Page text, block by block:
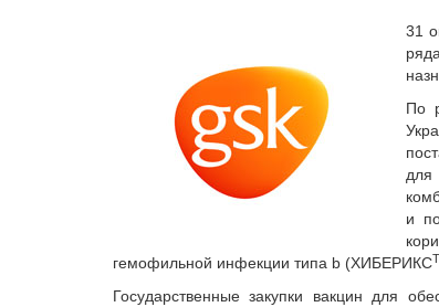
31
По
и
гемофильной инфекции типа b (ХИБЕРИКС
Государственные закупки вакцин для